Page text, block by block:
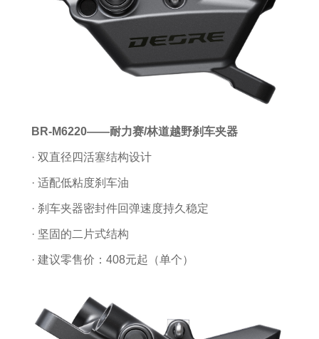
BR-M6220——耐力赛/林道越野刹车夹器
· 双直径四活塞结构设计
· 适配低粘度刹车油
· 刹车夹器密封件回弹速度持久稳定
· 坚固的二片式结构
· 建议零售价：408元起（单个）